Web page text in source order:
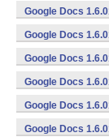
Google Docs
Google Docs
Google Docs
Google Docs
Google Docs
Google Docs